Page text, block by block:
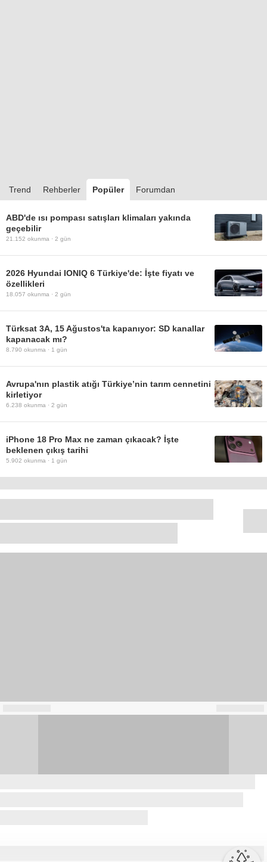
Trend Rehberler Popüler Forumdan
ABD'de ısı pompası satışları klimaları yakında
geçebilir
21.152 okunma · 2 gün
2026 Hyundai IONIQ 6 Türkiye'de: İşte fiyatı ve
özellikleri
18.057 okunma · 2 gün
Türksat 3A, 15 Ağustos'ta kapanıyor: SD kanallar
kapanacak mı?
8.790 okunma · 1 gün
Avrupa'nın plastik atığı Türkiye’nin tarım cennetini
kirletiyor
6.238 okunma · 2 gün
iPhone 18 Pro Max ne zaman çıkacak? İşte
beklenen çıkış tarihi
5.902 okunma · 1 gün